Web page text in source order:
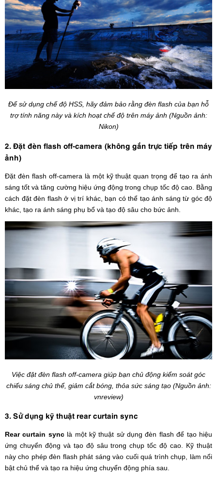
Để sử dụng chế độ HSS, hãy đảm bảo rằng đèn flash của bạn hỗ
trợ tính năng này và kích hoạt chế độ trên máy ảnh (Nguồn ảnh:
Nikon)
2. Đặt đèn flash off-camera (không gắn trực tiếp trên máy
ảnh)
Đặt đèn flash off-camera là một kỹ thuật quan trọng để tạo ra ánh
sáng tốt và tăng cường hiệu ứng động trong chụp tốc độ cao. Bằng
cách đặt đèn flash ở vị trí khác, bạn có thể tạo ánh sáng từ góc độ
khác, tạo ra ánh sáng phụ bổ và tạo độ sâu cho bức ảnh.
Việc đặt đèn flash off-camera giúp bạn chủ động kiểm soát góc
chiếu sáng chủ thể, giảm cắt bóng, thỏa sức sáng tạo (Nguồn ảnh:
vnreview)
3. Sử dụng kỹ thuật rear curtain sync
Rear curtain synclà một kỹ thuật sử dụng đèn flash để tạo hiệu
ứng chuyển động và tạo độ sâu trong chụp tốc độ cao. Kỹ thuật
này cho phép đèn flash phát sáng vào cuối quá trình chụp, làm nổi
bật chủ thể và tạo ra hiệu ứng chuyển động phía sau.